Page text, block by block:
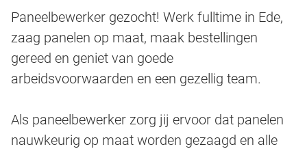
Paneelbewerker gezocht! Werk fulltime in Ede,
zaag panelen op maat, maak bestellingen
gereed en geniet van goede
arbeidsvoorwaarden en een gezellig team.
Als paneelbewerker zorg jij ervoor dat panelen
nauwkeurig op maat worden gezaagd en alle